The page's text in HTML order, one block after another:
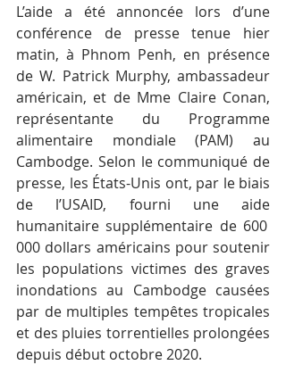
L’aide a été annoncée lors d’une
conférence de presse tenue hier
matin, à Phnom Penh, en présence
de W. Patrick Murphy, ambassadeur
américain, et de Mme Claire Conan,
représentante du Programme
alimentaire mondiale (PAM) au
Cambodge. Selon le communiqué de
presse, les États-Unis ont, par le biais
de l’USAID, fourni une aide
humanitaire supplémentaire de 600
000 dollars américains pour soutenir
les populations victimes des graves
inondations au Cambodge causées
par de multiples tempêtes tropicales
et des pluies torrentielles prolongées
depuis début octobre 2020.